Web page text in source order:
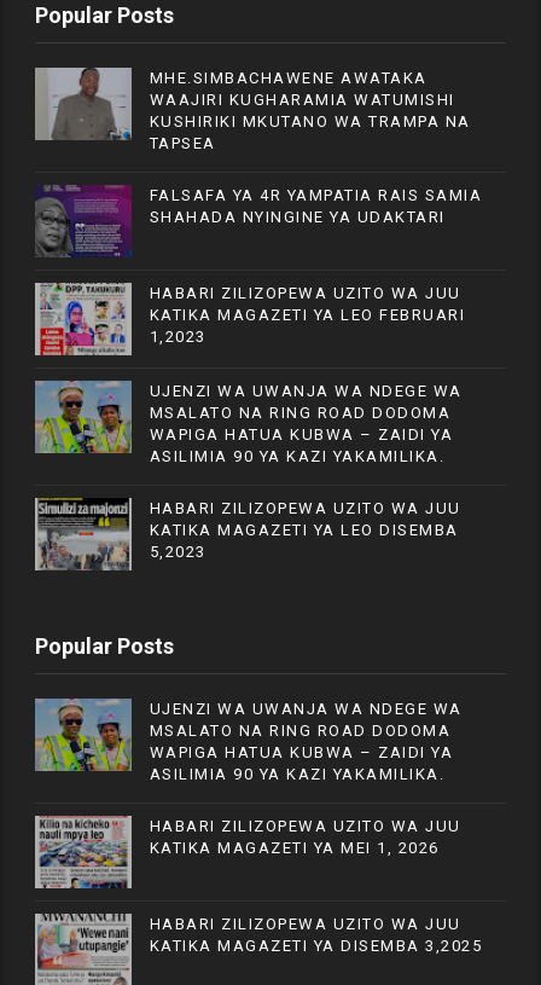
Popular Posts
MHE.SIMBACHAWENE AWATAKA
WAAJIRI KUGHARAMIA WATUMISHI
KUSHIRIKI MKUTANO WA TRAMPA NA
TAPSEA
FALSAFA YA 4R YAMPATIA RAIS SAMIA
SHAHADA NYINGINE YA UDAKTARI
HABARI ZILIZOPEWA UZITO WA JUU
KATIKA MAGAZETI YA LEO FEBRUARI
1,2023
UJENZI WA UWANJA WA NDEGE WA
MSALATO NA RING ROAD DODOMA
WAPIGA HATUA KUBWA – ZAIDI YA
ASILIMIA 90 YA KAZI YAKAMILIKA.
HABARI ZILIZOPEWA UZITO WA JUU
KATIKA MAGAZETI YA LEO DISEMBA
5,2023
Popular Posts
UJENZI WA UWANJA WA NDEGE WA
MSALATO NA RING ROAD DODOMA
WAPIGA HATUA KUBWA – ZAIDI YA
ASILIMIA 90 YA KAZI YAKAMILIKA.
HABARI ZILIZOPEWA UZITO WA JUU
KATIKA MAGAZETI YA MEI 1, 2026
HABARI ZILIZOPEWA UZITO WA JUU
KATIKA MAGAZETI YA DISEMBA 3,2025